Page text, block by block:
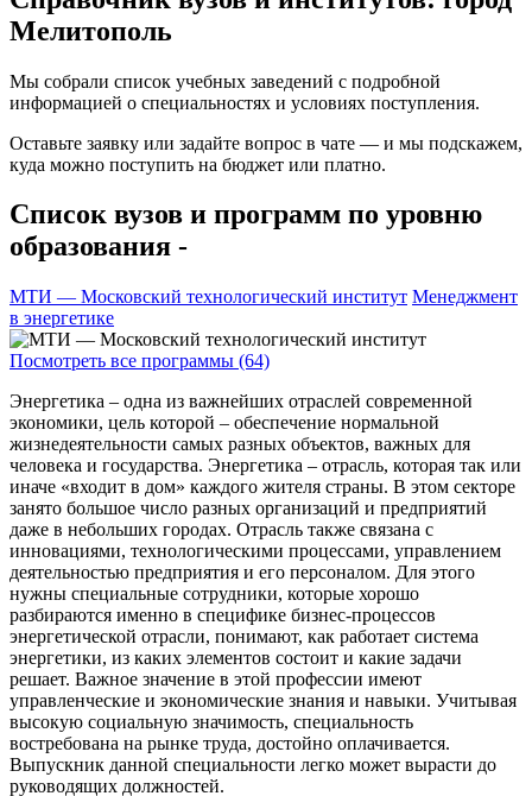
Мелитополь
Мы собрали список учебных заведений с подробной
информацией о специальностях и условиях поступления.
Оставьте заявку или задайте вопрос в чате — и мы подскажем,
куда можно поступить на бюджет или платно.
Список вузов и программ по уровню
образования -
МТИ — Московский технологический институт Менеджмент
в энергетике
Посмотреть все программы (64)
Энергетика – одна из важнейших отраслей современной
экономики, цель которой – обеспечение нормальной
жизнедеятельности самых разных объектов, важных для
человека и государства. Энергетика – отрасль, которая так или
иначе «входит в дом» каждого жителя страны. В этом секторе
занято большое число разных организаций и предприятий
даже в небольших городах. Отрасль также связана с
инновациями, технологическими процессами, управлением
деятельностью предприятия и его персоналом. Для этого
нужны специальные сотрудники, которые хорошо
разбираются именно в специфике бизнес-процессов
энергетической отрасли, понимают, как работает система
энергетики, из каких элементов состоит и какие задачи
решает. Важное значение в этой профессии имеют
управленческие и экономические знания и навыки. Учитывая
высокую социальную значимость, специальность
востребована на рынке труда, достойно оплачивается.
Выпускник данной специальности легко может вырасти до
руководящих должностей.